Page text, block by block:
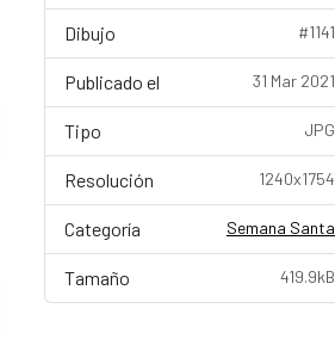
Dibujo #1141
Publicado el 31 Mar 2021
Tipo JPG
Resolución 1240x1754
Categoría Semana Santa
Tamaño 419.9kB